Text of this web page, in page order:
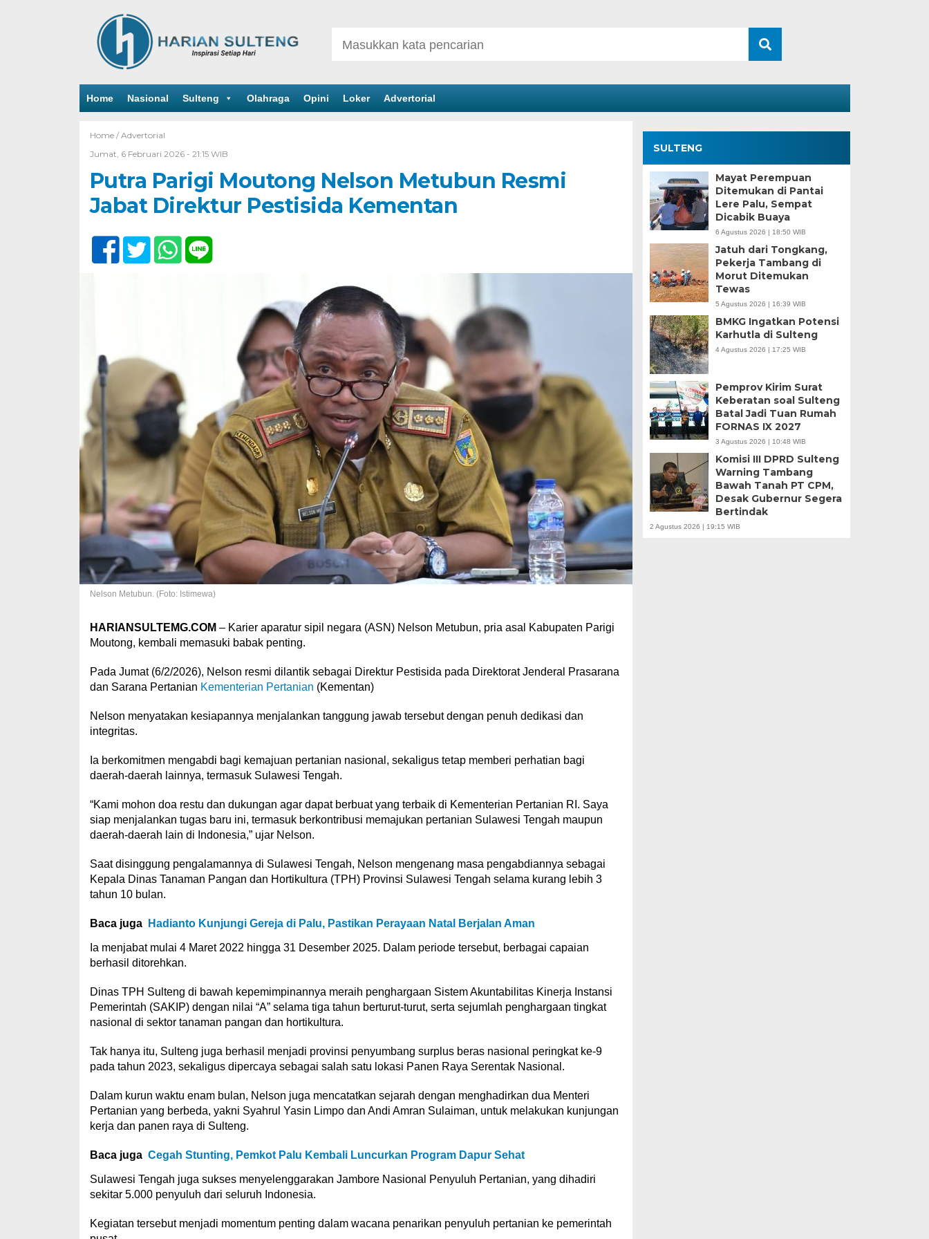
Home Nasional Sulteng Olahraga Opini Loker Advertorial
Home / Advertorial
Jumat, 6 Februari 2026 - 21:15 WIB
Putra Parigi Moutong Nelson Metubun Resmi
Jabat Direktur Pestisida Kementan
Nelson Metubun. (Foto: Istimewa)
HARIANSULTEMG.COM – Karier aparatur sipil negara (ASN) Nelson Metubun, pria asal Kabupaten Parigi
Moutong, kembali memasuki babak penting.
Pada Jumat (6/2/2026), Nelson resmi dilantik sebagai Direktur Pestisida pada Direktorat Jenderal Prasarana
dan Sarana Pertanian Kementerian Pertanian (Kementan)
Nelson menyatakan kesiapannya menjalankan tanggung jawab tersebut dengan penuh dedikasi dan
integritas.
Ia berkomitmen mengabdi bagi kemajuan pertanian nasional, sekaligus tetap memberi perhatian bagi
daerah-daerah lainnya, termasuk Sulawesi Tengah.
“Kami mohon doa restu dan dukungan agar dapat berbuat yang terbaik di Kementerian Pertanian RI. Saya
siap menjalankan tugas baru ini, termasuk berkontribusi memajukan pertanian Sulawesi Tengah maupun
daerah-daerah lain di Indonesia,” ujar Nelson.
Saat disinggung pengalamannya di Sulawesi Tengah, Nelson mengenang masa pengabdiannya sebagai
Kepala Dinas Tanaman Pangan dan Hortikultura (TPH) Provinsi Sulawesi Tengah selama kurang lebih 3
tahun 10 bulan.
Baca juga Hadianto Kunjungi Gereja di Palu, Pastikan Perayaan Natal Berjalan Aman
Ia menjabat mulai 4 Maret 2022 hingga 31 Desember 2025. Dalam periode tersebut, berbagai capaian
berhasil ditorehkan.
Dinas TPH Sulteng di bawah kepemimpinannya meraih penghargaan Sistem Akuntabilitas Kinerja Instansi
Pemerintah (SAKIP) dengan nilai “A” selama tiga tahun berturut-turut, serta sejumlah penghargaan tingkat
nasional di sektor tanaman pangan dan hortikultura.
Tak hanya itu, Sulteng juga berhasil menjadi provinsi penyumbang surplus beras nasional peringkat ke-9
pada tahun 2023, sekaligus dipercaya sebagai salah satu lokasi Panen Raya Serentak Nasional.
Dalam kurun waktu enam bulan, Nelson juga mencatatkan sejarah dengan menghadirkan dua Menteri
Pertanian yang berbeda, yakni Syahrul Yasin Limpo dan Andi Amran Sulaiman, untuk melakukan kunjungan
kerja dan panen raya di Sulteng.
Baca juga Cegah Stunting, Pemkot Palu Kembali Luncurkan Program Dapur Sehat
Sulawesi Tengah juga sukses menyelenggarakan Jambore Nasional Penyuluh Pertanian, yang dihadiri
sekitar 5.000 penyuluh dari seluruh Indonesia.
Kegiatan tersebut menjadi momentum penting dalam wacana penarikan penyuluh pertanian ke pemerintah
SULTENG
Mayat Perempuan
Ditemukan di Pantai
Lere Palu, Sempat
Dicabik Buaya
6 Agustus 2026 | 18:50 WIB
Jatuh dari Tongkang,
Pekerja Tambang di
Morut Ditemukan
Tewas
5 Agustus 2026 | 16:39 WIB
BMKG Ingatkan Potensi
Karhutla di Sulteng
4 Agustus 2026 | 17:25 WIB
Pemprov Kirim Surat
Keberatan soal Sulteng
Batal Jadi Tuan Rumah
FORNAS IX 2027
3 Agustus 2026 | 10:48 WIB
Komisi III DPRD Sulteng
Warning Tambang
Bawah Tanah PT CPM,
Desak Gubernur Segera
Bertindak
2 Agustus 2026 | 19:15 WIB